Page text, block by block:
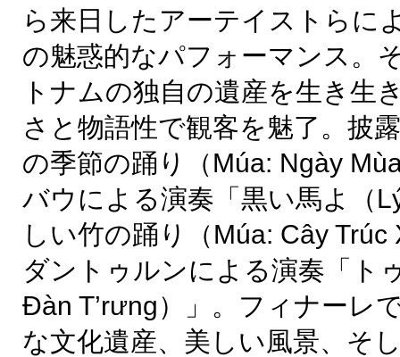
ら来日したアーテイストらに
の魅惑的なパフォーマンス。
トナムの独自の遺産を生き生
さと物語性で観客を魅了。披
の季節の踊り（Múa: Ngày
バウによる演奏「黒い馬よ（
しい竹の踊り（Múa: Cây
ダントゥルンによる演奏「ト
Đàn T’rưng）」。フィナーレ
な文化遺産、美しい風景、そ